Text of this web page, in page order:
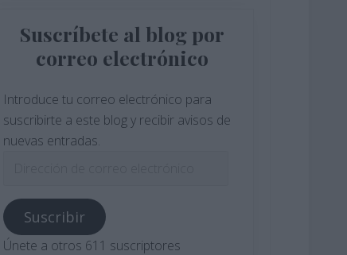
Suscríbete al blog por
correo electrónico
Introduce tu correo electrónico para
suscribirte a este blog y recibir avisos de
nuevas entradas.
correo
electrónico
Suscribir
Únete a otros 611 suscriptores